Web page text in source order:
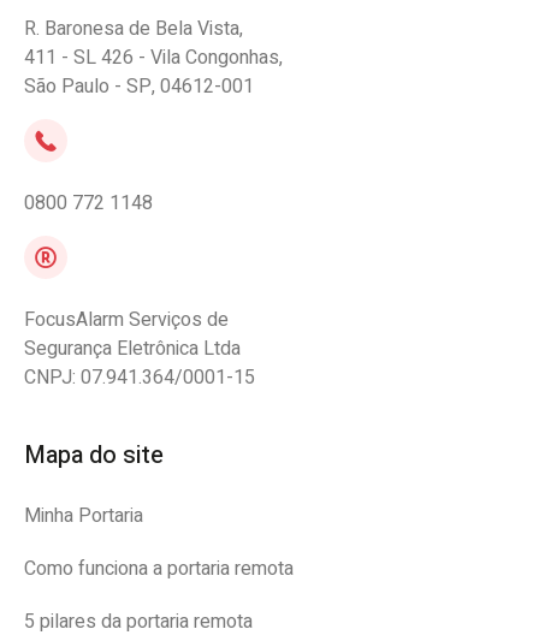
R. Baronesa de Bela Vista,
411 - SL 426 - Vila Congonhas,
São Paulo - SP, 04612-001
0800 772 1148
FocusAlarm Serviços de
Segurança Eletrônica Ltda
CNPJ: 07.941.364/0001-15
Mapa do site
Minha Portaria
Como funciona a portaria remota
5 pilares da portaria remota